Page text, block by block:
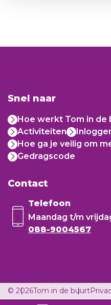
Snel naar
Hoe werkt Tom in de
Activiteiten
Hoe ga je veilig om
Gedragscode
Contact
Telefoon
Maandag t/m
088-9004567
© 2026Tom in de buurt